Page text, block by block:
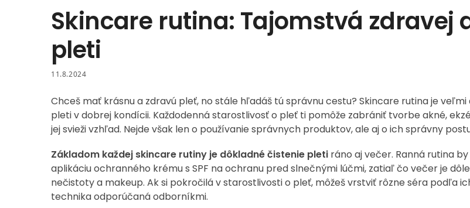
Skincare rutina: Tajomstvá zdravej
pleti
11.8.2024
Chceš mať krásnu a zdravú pleť, no stále hľadáš tú správnu cestu? Skincare rutina je veľmi
pleti v dobrej kondícii. Každodenná starostlivosť o pleť ti pomôže zabrániť tvorbe akné,
jej svieži vzhľad. Nejde však len o používanie správnych produktov, ale aj o ich správny
Základom každej skincare rutiny je dôkladné čistenie pleti ráno aj večer. Ranná rutina
aplikáciu ochranného krému s SPF na ochranu pred slnečnými lúčmi, zatiaľ čo večer je
nečistoty a makeup. Ak si pokročilá v starostlivosti o pleť, môžeš vrstviť rôzne séra podľa
technika odporúčaná odborníkmi.